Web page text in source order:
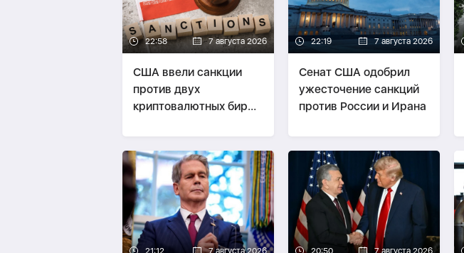
22:58 7 августа 2026
США ввели санкции
против двух
криптовалютных бирж,
оказывавших
финансовую помощь
Ирану
22:19 7 августа 2026
Сенат США одобрил
ужесточение санкций
против России и Ирана
21:12 7 августа 2026 20:50 7 августа 2026